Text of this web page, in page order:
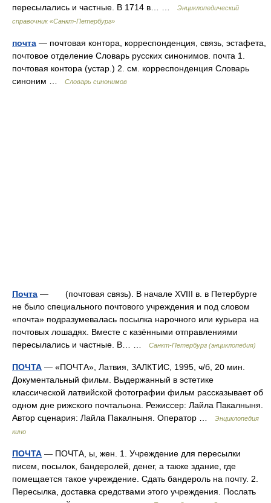
пересылались и частные. В 1714 в… …
Энциклопедический
справочник «Санкт-Петербург»
почта — почтовая контора, корреспонденция, связь, эстафета,
почтовое отделение Словарь русских синонимов. почта 1.
почтовая контора (устар.) 2. см. корреспонденция Словарь
синоним …
Словарь синонимов
Почта — (почтовая связь). В начале ХVIII в. в Петербурге
не было специального почтового учреждения и под словом
«почта» подразумевалась посылка нарочного или курьера на
почтовых лошадях. Вместе с казёнными отправлениями
пересылались и частные. В… …
Санкт-Петербург (энциклопедия)
ПОЧТА — «ПОЧТА», Латвия, ЗАЛКТИС, 1995, ч/б, 20 мин.
Документальный фильм. Выдержанный в эстетике
классической латвийской фотографии фильм рассказывает об
одном дне рижского почтальона. Режиссер: Лайла Пакалныня.
Автор сценария: Лайла Пакалныня. Оператор …
Энциклопедия
кино
ПОЧТА — ПОЧТА, ы, жен. 1. Учреждение для пересылки
писем, посылок, бандеролей, денег, а также здание, где
помещается такое учреждение. Сдать бандероль на почту. 2.
Пересылка, доставка средствами этого учреждения. Послать